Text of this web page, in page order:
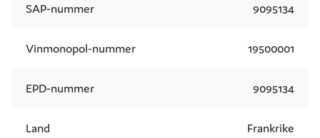
SAP-nummer 9095134
Vinmonopol-nummer 19500001
EPD-nummer 9095134
Land Frankrike